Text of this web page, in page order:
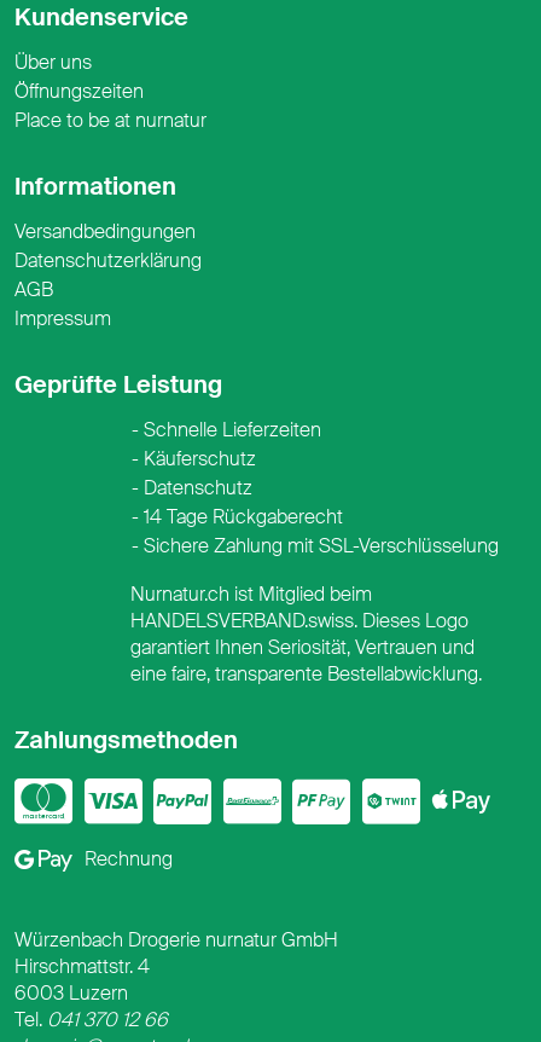
Kundenservice
Über uns
Öffnungszeiten
Place to be at nurnatur
Informationen
Versandbedingungen
Datenschutzerklärung
AGB
Impressum
Geprüfte Leistung
Schnelle Lieferzeiten
Käuferschutz
Datenschutz
14 Tage Rückgaberecht
Sichere Zahlung mit SSL-Verschlüsselung
Zahlungsmethoden
Mastercard
VisaPayPal
PostFinance
Twint
Google Pay
Rechnung
Nurnatur.ch ist Mitglied beim
HANDELSVERBAND.swiss. Dieses Logo
garantiert Ihnen Seriosität, Vertrauen und
eine faire, transparente Bestellabwicklung.
Würzenbach Drogerie nurnatur GmbH
Hirschmattstr. 4
6003 Luzern
Tel. 041 370 12 66